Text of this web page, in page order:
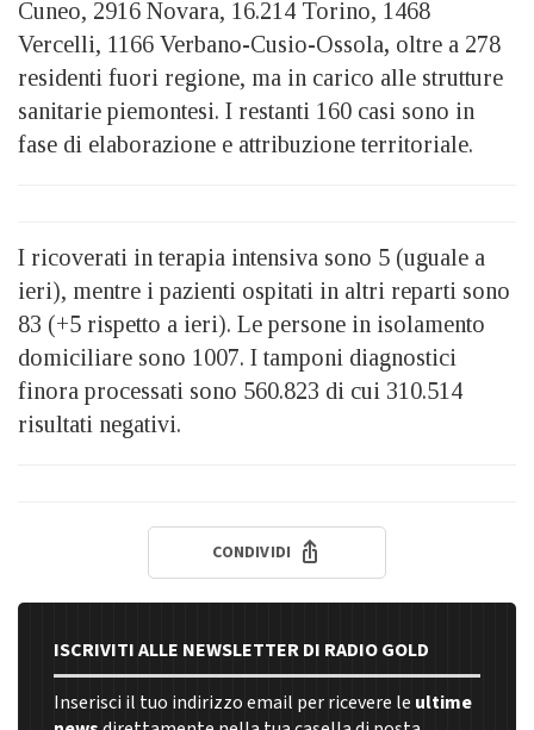
Cuneo, 2916 Novara, 16.214 Torino, 1468
Vercelli, 1166 Verbano-Cusio-Ossola, oltre a 278
residenti fuori regione, ma in carico alle strutture
sanitarie piemontesi. I restanti 160 casi sono in
fase di elaborazione e attribuzione territoriale.
I ricoverati in terapia intensiva sono 5 (uguale a
ieri), mentre i pazienti ospitati in altri reparti sono
83 (+5 rispetto a ieri). Le persone in isolamento
domiciliare sono 1007. I tamponi diagnostici
finora processati sono 560.823 di cui 310.514
risultati negativi.
CONDIVIDI
ISCRIVITI ALLE NEWSLETTER DI RADIO GOLD
Inserisci il tuo indirizzo email per ricevere le ultime